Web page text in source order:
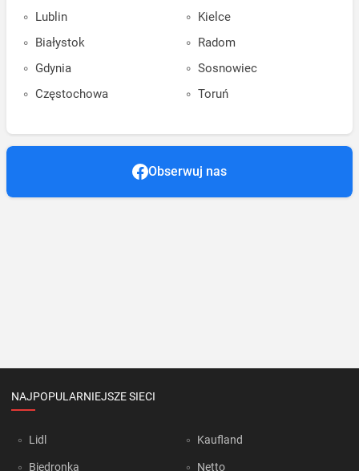
Lublin
Białystok
Gdynia
Częstochowa
Kielce
Radom
Sosnowiec
Toruń
Obserwuj nas
NAJPOPULARNIEJSZE SIECI
Lidl
Biedronka
Kaufland
Netto